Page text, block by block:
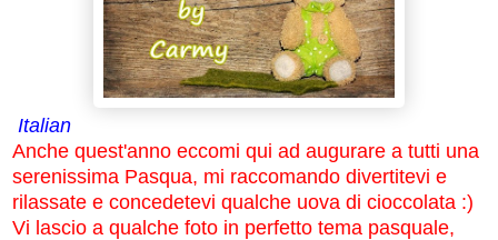
Italian
Anche quest'anno eccomi qui ad augurare a tutti una
serenissima Pasqua, mi raccomando divertitevi e
rilassate e concedetevi qualche uova di cioccolata :)
Vi lascio a qualche foto in perfetto tema pasquale,